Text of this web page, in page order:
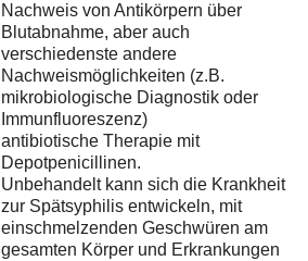
Nachweis von Antikörpern über
Blutabnahme, aber auch
verschiedenste andere
Nachweismöglichkeiten (z.B.
mikrobiologische Diagnostik oder
Immunfluoreszenz)
antibiotische Therapie mit
Depotpenicillinen.
Unbehandelt kann sich die Krankheit
zur Spätsyphilis entwickeln, mit
einschmelzenden Geschwüren am
gesamten Körper und Erkrankungen